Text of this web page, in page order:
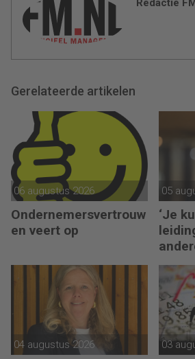
Redactie FM
Gerelateerde artikelen
06 augustus 2026
Ondernemersvertrouw
en veert op
05
‘Je
kunt
04 augustus 2026 03